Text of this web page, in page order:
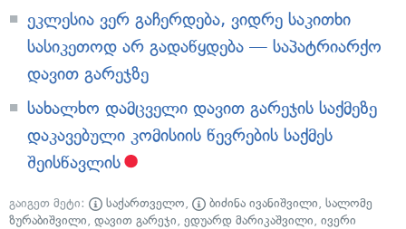
ეკლესია ვერ გაჩერდება, ვიდრე საკითხი
სასიკეთოდ არ გადაწყდება — საპატრიარქო
დავით გარეჯზე
სახალხო დამცველი დავით გარეჯის საქმეზე
დაკავებული კომისიის წევრების საქმეს
შეისწავლის
გაიგეთ მეტი: საქართველო, ბიძინა ივანიშვილი, სალომე
ზურაბიშვილი, დავით გარეჯი, ედუარდ მარიკაშვილი, ივერი